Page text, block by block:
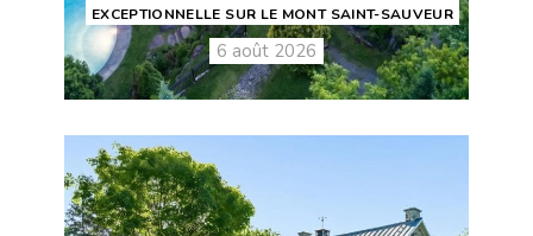
EXCEPTIONNELLE SUR LE MONT SAINT-SAUVEUR
6 août 2026